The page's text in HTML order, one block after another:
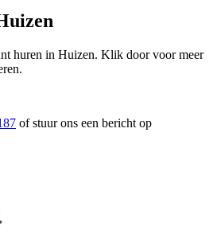
huren in Huizen. Klik door voor meer
of stuur ons een bericht op